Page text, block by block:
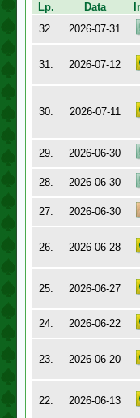
Lp.
Data
32.
2026-07-31
31. 2026-07-12
30. 2026-07-11
29. 2026-06-30
28.
2026-06-30
27.
2026-06-30
26. 2026-06-28
25. 2026-06-27
24. 2026-06-22
23. 2026-06-20
22. 2026-06-13